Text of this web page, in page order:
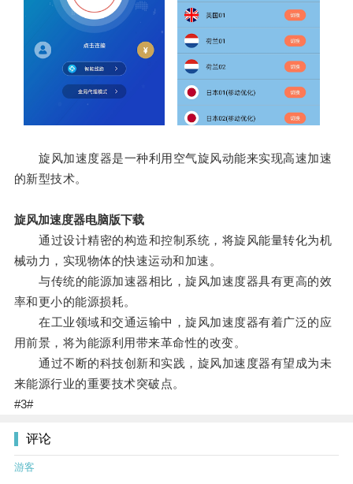
旋风加速度器是一种利用空气旋风动能来实现高速加速
的新型技术。
旋风加速度器电脑版下载
通过设计精密的构造和控制系统，将旋风能量转化为机
械动力，实现物体的快速运动和加速。
与传统的能源加速器相比，旋风加速度器具有更高的效
率和更小的能源损耗。
在工业领域和交通运输中，旋风加速度器有着广泛的应
用前景，将为能源利用带来革命性的改变。
通过不断的科技创新和实践，旋风加速度器有望成为未
来能源行业的重要技术突破点。
#3#
评论
游客